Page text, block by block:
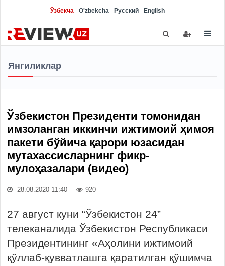
Ўзбекча O'zbekcha Русский English
Янгиликлар
Ўзбекистон Президенти томонидан
имзоланган иккинчи ижтимоий ҳимоя
пакети бўйича қарори юзасидан
мутахассисларнинг фикр-
мулоҳазалари (видео)
28.08.2020 11:40 920
27 август куни “Ўзбекистон 24”
телеканалида Ўзбекистон Республикаси
Президентининг «Аҳолини ижтимоий
қўллаб-қувватлашга қаратилган қўшимча